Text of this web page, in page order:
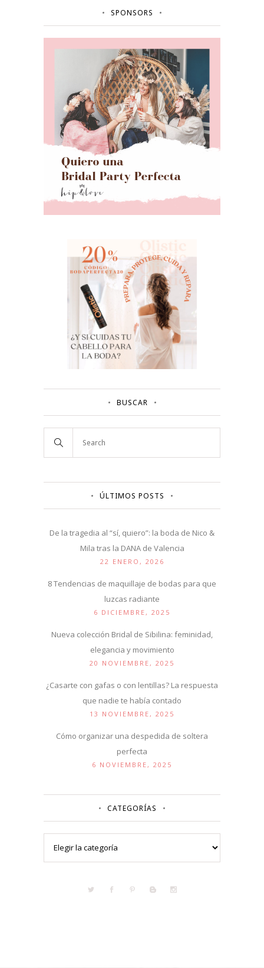
SPONSORS
BUSCAR
ÚLTIMOS POSTS
De la tragedia al “sí, quiero”: la boda de Nico &
Mila tras la DANA de Valencia
22 ENERO, 2026
8 Tendencias de maquillaje de bodas para que
luzcas radiante
6 DICIEMBRE, 2025
Nueva colección Bridal de Sibilina: feminidad,
elegancia y movimiento
20 NOVIEMBRE, 2025
¿Casarte con gafas o con lentillas? La respuesta
que nadie te había contado
13 NOVIEMBRE, 2025
Cómo organizar una despedida de soltera
perfecta
6 NOVIEMBRE, 2025
CATEGORÍAS